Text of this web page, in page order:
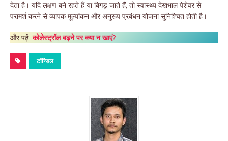
देता है। यदि लक्षण बने रहते हैं या बिगड़ जाते हैं, तो स्वास्थ्य देखभाल पेशेवर से
परामर्श करने से व्यापक मूल्यांकन और अनुरूप प्रबंधन योजना सुनिश्चित होती है।
और पढ़ें:कोलेस्ट्रॉल बढ़ने पर क्या न खाएं?
टॉन्सिल